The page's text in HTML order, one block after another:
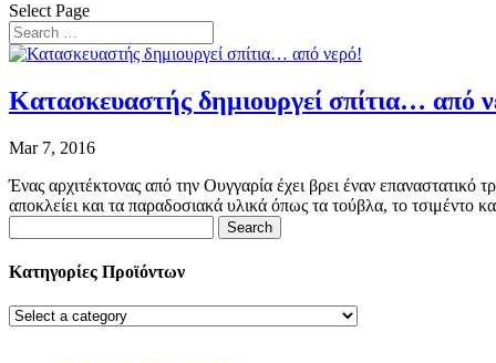
Select Page
Κατασκευαστής δημιουργεί σπίτια… από
Mar 7, 2016
Ένας αρχιτέκτονας από την Ουγγαρία έχει βρει έναν επαναστατικό
αποκλείει και τα παραδοσιακά υλικά όπως τα τούβλα, το τσιμέντο
for:
Κατηγορίες Προϊόντων